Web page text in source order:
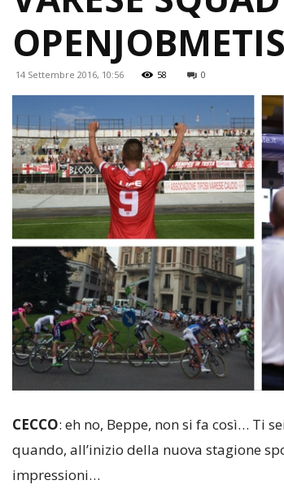
14 Settembre 2016, 10:56 58 0
CECCO: eh no, Beppe, non si fa così… Ti
quando, all’inizio della nuova stagione
impressioni…